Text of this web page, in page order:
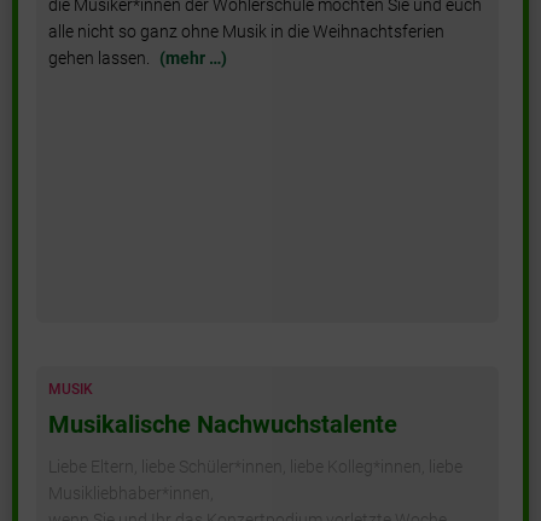
die Musiker*innen der Wöhlerschule möchten Sie und euch
alle nicht so ganz ohne Musik in die Weihnachtsferien
gehen lassen.
(mehr …)
MUSIK
Musikalische Nachwuchstalente
Liebe Eltern, liebe Schüler*innen, liebe Kolleg*innen, liebe
Musikliebhaber*innen,